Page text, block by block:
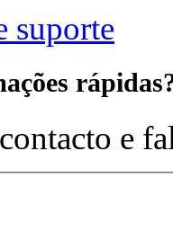
suporte
rápidas
e